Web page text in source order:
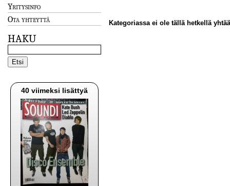
Yritysinfo
Ota yhteyttä
HAKU
40 viimeksi lisättyä
Kategoriassa ei ole tällä hetkellä